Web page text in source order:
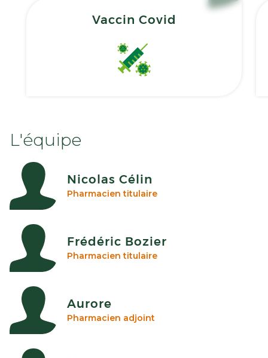
Vaccin Covid
L'équipe
Nicolas Célin
Pharmacien titulaire
Frédéric Bozier
Pharmacien titulaire
Aurore
Pharmacien adjoint